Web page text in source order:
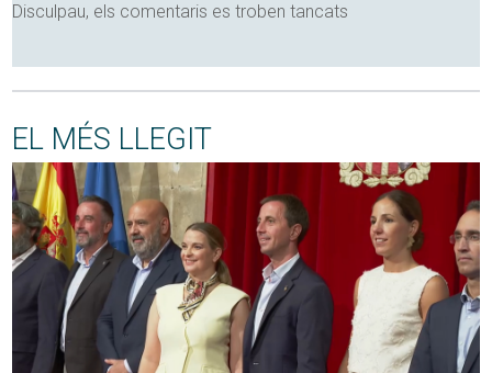
Disculpau, els comentaris es troben tancats
EL MÉS LLEGIT